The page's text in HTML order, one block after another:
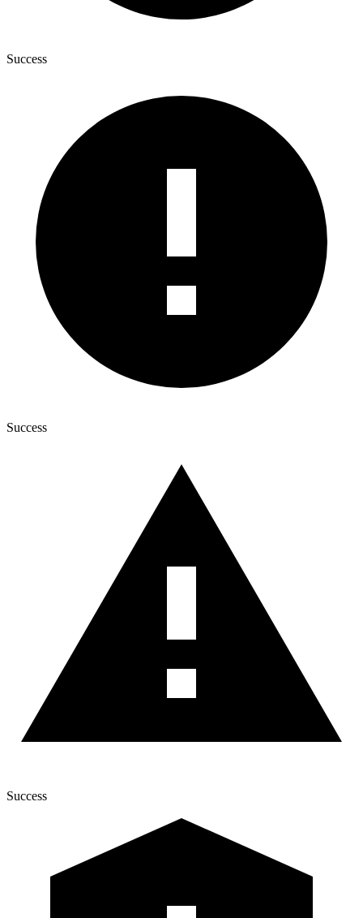
Success
Success
Success